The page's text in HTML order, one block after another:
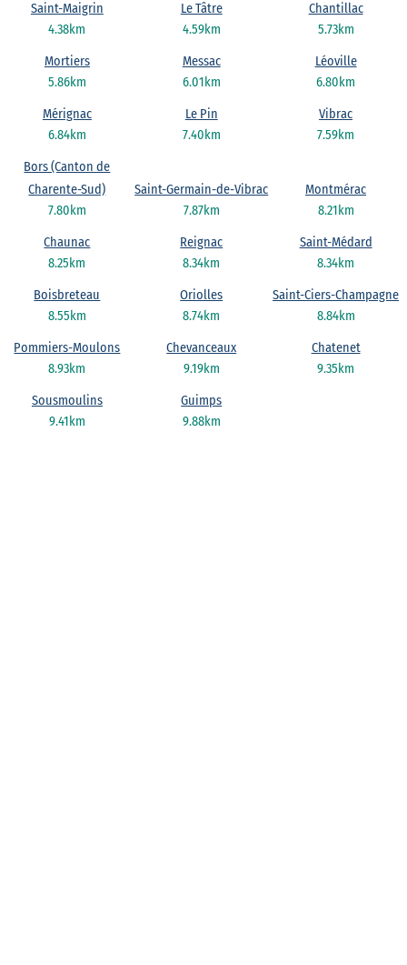
4.38km
Saint-Maigrin
4.59km
Le Tâtre
5.73km
Chantillac
5.86km
Mortiers
6.01km
Messac
6.80km
Léoville
6.84km
Mérignac
7.40km
Le Pin
7.59km
Vibrac
7.80km
Bors (Canton de
Charente-Sud)
7.87km
Saint-Germain-de-Vibrac
8.21km
Montmérac
8.25km
Chaunac
8.34km
Reignac
8.34km
Saint-Médard
8.55km
Boisbreteau
8.74km
Oriolles
8.84km
Saint-Ciers-Champagne
8.93km
Pommiers-Moulons
9.19km
Chevanceaux
9.35km
Chatenet
9.41km
Sousmoulins
9.88km
Guimps